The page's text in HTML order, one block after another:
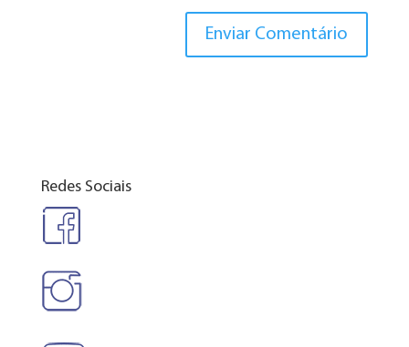
Redes Sociais